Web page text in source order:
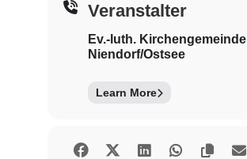
Veranstalter
Ev.-luth. Kirchengemeinde
Niendorf/Ostsee
Learn More